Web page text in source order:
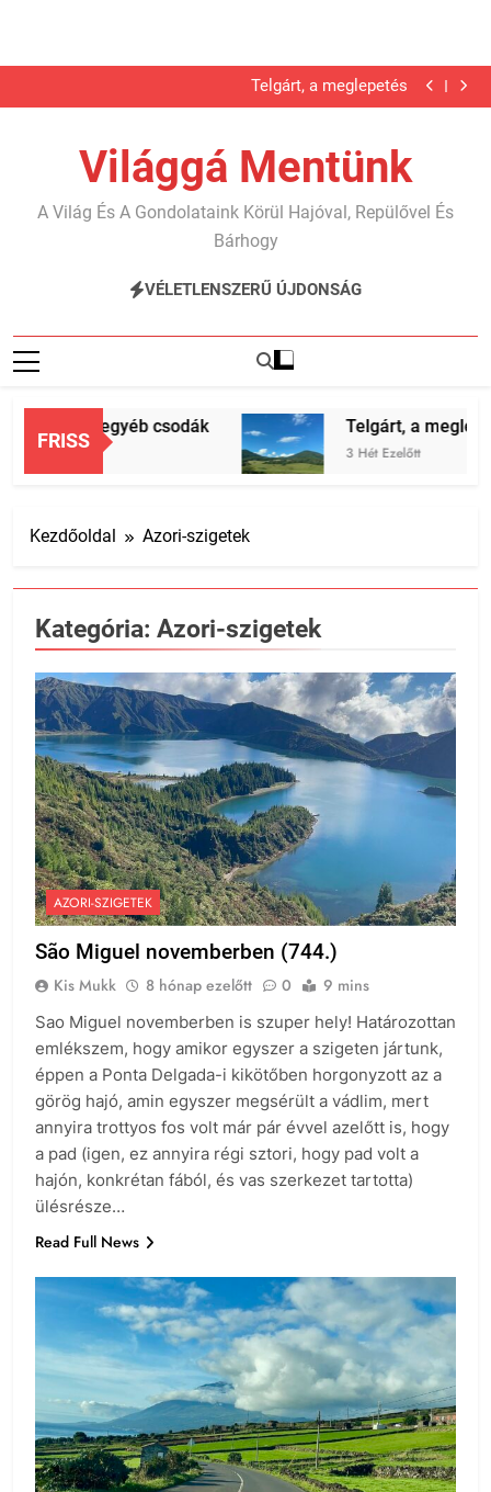
a
Jégbarlang és egyéb csodák
Telgárt, a meglepetés
Nyáron nyaraltunk?!
Jégbarlang és egyéb csodák
Telgárt, a meglepetés
Nyáron nyaraltunk?!
Karib…
Világgá Mentünk
A Világ És A Gondolataink Körül Hajóval, Repülővel És
Bárhogy
VÉLETLENSZERŰ ÚJDONSÁG
FRISS
és egyéb csodák Telgárt, a meglepetés
3 Hét Ezelőtt
Kezdőoldal Azori-szigetek
Kategória: Azori-szigetek
AZORI-SZIGETEK
São Miguel novemberben (744.)
Kis Mukk 8 hónap ezelőtt 0 9 mins
Sao Miguel novemberben is szuper hely! Határozottan
emlékszem, hogy amikor egyszer a szigeten jártunk,
éppen a Ponta Delgada-i kikötőben horgonyzott az a
görög hajó, amin egyszer megsérült a vádlim, mert
annyira trottyos fos volt már pár évvel azelőtt is, hogy
a pad (igen, ez annyira régi sztori, hogy pad volt a
hajón, konkrétan fából, és vas szerkezet tartotta)
ülésrésze…
Read Full News